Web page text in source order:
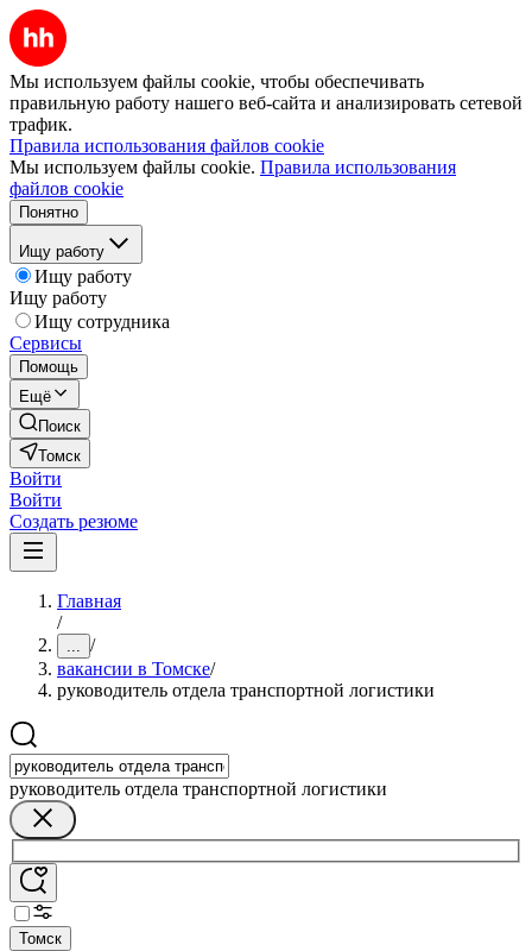
Мы используем файлы cookie, чтобы обеспечивать
правильную работу нашего веб-сайта и анализировать сетевой
трафик.
Правила использования файлов cookie
Мы используем файлы cookie. Правила использования
файлов cookie
Понятно
Ищу работу
Ищу работу
Ищу работу
Ищу сотрудника
Сервисы
Помощь
Ещё
Поиск
Томск
Войти
Войти
Создать резюме
Главная
/
... /
вакансии в Томске/
руководитель отдела транспортной логистики
руководитель отдела транспортной логистики
Томск